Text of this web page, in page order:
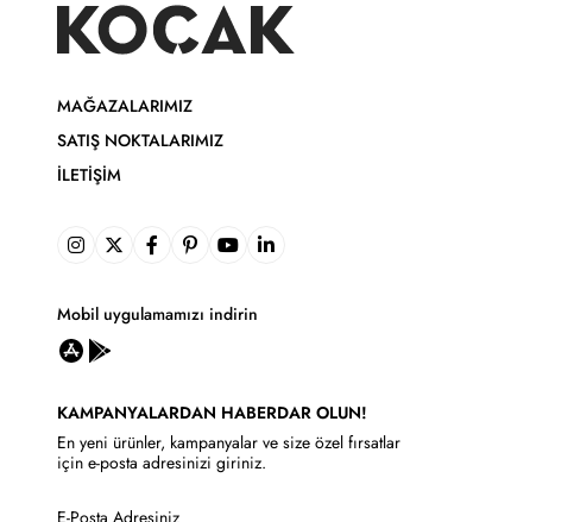
MAĞAZALARIMIZ
SATIŞ NOKTALARIMIZ
İLETIŞIM
Mobil uygulamamızı indirin
KAMPANYALARDAN HABERDAR OLUN!
En yeni ürünler, kampanyalar ve size özel fırsatlar
için e-posta adresinizi giriniz.